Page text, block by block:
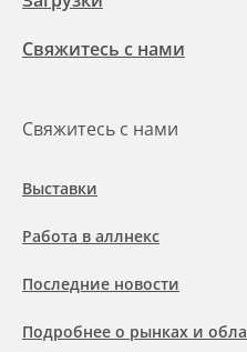
Свяжитесь с нами
Свяжитесь с нами
Выставки
Работа в аллнекс
Последние новости
Подробнее о рынках и